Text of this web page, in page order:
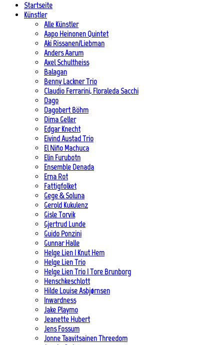
Startseite
Künstler
Alle Künstler
Aapo Heinonen Quintet
Aki Rissanen/Liebman
Anders Aarum
Axel Schultheiss
Balagan
Benny Lackner Trio
Claudio Ferrarini, Floraleda Sacchi
Dago
Dagobert Böhm
Dima Geller
Edgar Knecht
Eivind Austad Trio
El Niño Machuca
Elin Furubotn
Ensemble Denada
Erna Rot
Fattigfolket
Gege & Soluna
Gerold Kukulenz
Gisle Torvik
Gjertrud Lunde
Guido Ponzini
Gunnar Halle
Helge Lien | Knut Hem
Helge Lien Trio
Helge Lien Trio | Tore Brunborg
Henschkeschlott
Hilde Louise Asbjørnsen
Inwardness
Jake Playmo
Jeanette Hubert
Jens Fossum
Jonne Taavitsainen Threedom